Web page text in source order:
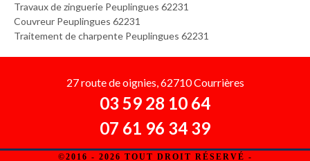
Travaux de zinguerie Peuplingues 62231
Couvreur Peuplingues 62231
Traitement de charpente Peuplingues 62231
27 route de oignies, 62710 Courrières
03 59 28 10 64
07 61 96 34 39
©2016 - 2026 TOUT DROIT RÉSERVÉ -